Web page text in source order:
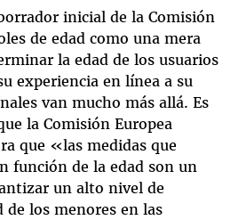
inicial de la Comisión
de edad como una mera
la edad de los usuarios
experiencia en línea a su
van mucho más allá. Es
la Comisión Europea
que «las medidas que
función de la edad son un
un alto nivel de
de los menores en las